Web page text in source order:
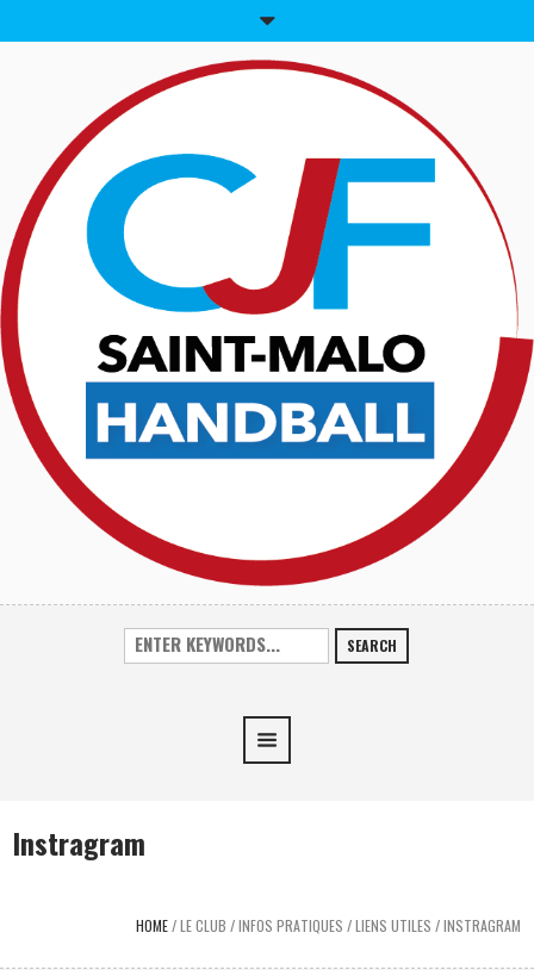
SEARCH
Instragram
HOME/LE CLUB /INFOS PRATIQUES /LIENS UTILES /INSTRAGRAM